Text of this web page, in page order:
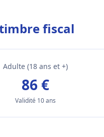
fiscal
Adulte (18 ans et +)
86 €
Validité 10 ans